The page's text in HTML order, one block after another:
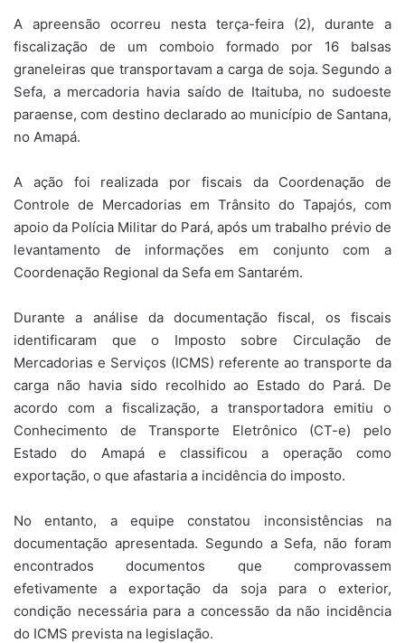
A apreensão ocorreu nesta terça-feira (2), durante a
fiscalização de um comboio formado por 16 balsas
graneleiras que transportavam a carga de soja. Segundo a
Sefa, a mercadoria havia saído de Itaituba, no sudoeste
paraense, com destino declarado ao município de Santana,
no Amapá.
A ação foi realizada por fiscais da Coordenação de
Controle de Mercadorias em Trânsito do Tapajós, com
apoio da Polícia Militar do Pará, após um trabalho prévio de
levantamento de informações em conjunto com a
Coordenação Regional da Sefa em Santarém.
Durante a análise da documentação fiscal, os fiscais
identificaram que o Imposto sobre Circulação de
Mercadorias e Serviços (ICMS) referente ao transporte da
carga não havia sido recolhido ao Estado do Pará. De
acordo com a fiscalização, a transportadora emitiu o
Conhecimento de Transporte Eletrônico (CT-e) pelo
Estado do Amapá e classificou a operação como
exportação, o que afastaria a incidência do imposto.
No entanto, a equipe constatou inconsistências na
documentação apresentada. Segundo a Sefa, não foram
encontrados documentos que comprovassem
efetivamente a exportação da soja para o exterior,
condição necessária para a concessão da não incidência
do ICMS prevista na legislação.